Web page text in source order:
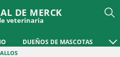
DE MERCK
veterinaria
DUEÑOS DE MASCOTAS